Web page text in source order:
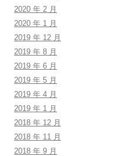
2020 年 2 月
2020 年 1 月
2019 年 12 月
2019 年 8 月
2019 年 6 月
2019 年 5 月
2019 年 4 月
2019 年 1 月
2018 年 12 月
2018 年 11 月
2018 年 9 月